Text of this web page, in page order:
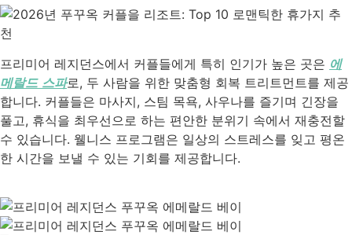
프리미어 레지던스에서 커플들에게 특히 인기가 높은 곳은 에
메랄드 스파로, 두 사람을 위한 맞춤형 회복 트리트먼트를 제공
합니다. 커플들은 마사지, 스팀 목욕, 사우나를 즐기며 긴장을
풀고, 휴식을 최우선으로 하는 편안한 분위기 속에서 재충전할
수 있습니다. 웰니스 프로그램은 일상의 스트레스를 잊고 평온
한 시간을 보낼 수 있는 기회를 제공합니다.